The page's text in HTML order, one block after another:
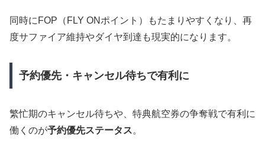
同時にFOP（FLY ONポイント）もたまりやすくなり、再
度サファイア維持やダイヤ到達も現実的になります。
予約優先・キャンセル待ちで有利に
繁忙期のキャンセル待ちや、特典航空券の争奪戦で有利に
働くのが予約優先ステータス。